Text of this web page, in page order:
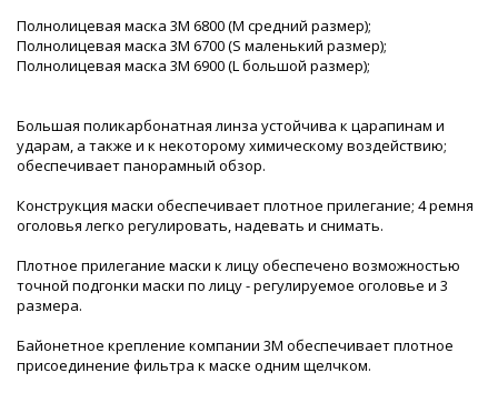
Полнолицевая маска 3М 6800 (М средний размер);
Полнолицевая маска 3М 6700 (S маленький размер);
Полнолицевая маска 3М 6900 (L большой размер);
Большая поликарбонатная линза устойчива к царапинам и
ударам, а также и к некоторому химическому воздействию;
обеспечивает панорамный обзор.
Конструкция маски обеспечивает плотное прилегание; 4 ремня
оголовья легко регулировать, надевать и снимать.
Плотное прилегание маски к лицу обеспечено возможностью
точной подгонки маски по лицу - регулируемое оголовье и 3
размера.
Байонетное крепление компании 3М обеспечивает плотное
присоединение фильтра к маске одним щелчком.